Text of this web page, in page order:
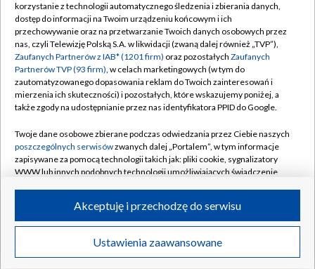
TVP
Abonament TVP
Emisja w TVP
Centrum informacji TVP
Naziemna Telewizja Cyfrowa
Rada Programowa
System NOS
Informacje o nadawcy
Program dla prasy
Ogłoszenie przetargowe
Regulamin TVP
Polityka prywatności
Moje zgody
Pomoc
Kontakt
Kanały
©2026 Telewizja Polska S.A. w likwidacji
korzystanie z technologii automatycznego śledzenia i zbierania danych,
dostęp do informacji na Twoim urządzeniu końcowym i ich
przechowywanie oraz na przetwarzanie Twoich danych osobowych przez
nas, czyli Telewizję Polską S.A. w likwidacji (zwaną dalej również „TVP”),
Zaufanych Partnerów z IAB* (1201 firm) oraz pozostałych Zaufanych
Partnerów TVP (93 firm), w celach marketingowych (w tym do
zautomatyzowanego dopasowania reklam do Twoich zainteresowań i
mierzenia ich skuteczności) i pozostałych, które wskazujemy poniżej, a
także zgody na udostępnianie przez nas identyfikatora PPID do Google.
Twoje dane osobowe zbierane podczas odwiedzania przez Ciebie naszych
poszczególnych serwisówzwanych dalej „Portalem”, w tym informacje
zapisywane za pomocą technologii takich jak: pliki cookie, sygnalizatory
WWW lub innych podobnych technologii umożliwiających świadczenie
ruchu w Internecie.
Twoje dane osobowe zbierane podczas odwiedzania przez Ciebie
poszczególnych serwisówna Portalu, takie jak adresy IP, identyfikatory
Ustawienia zaawansowane
Akceptuję i przechodzę do serwisu